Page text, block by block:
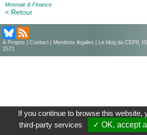
Monnaie & Finance
< Retour
À Propos Contact Mentions légales | Le blog du CEPII,
2571
If you continue to browse this website,
third-party services
✓ OK, accept all